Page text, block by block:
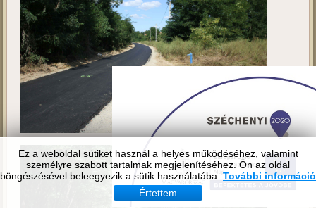
Ez a weboldal sütiket használ a helyes működéséhez, valamint
személyre szabott tartalmak megjelenítéséhez. Ön az oldal
böngészésével beleegyezik a sütik használatába. További információ
Értettem